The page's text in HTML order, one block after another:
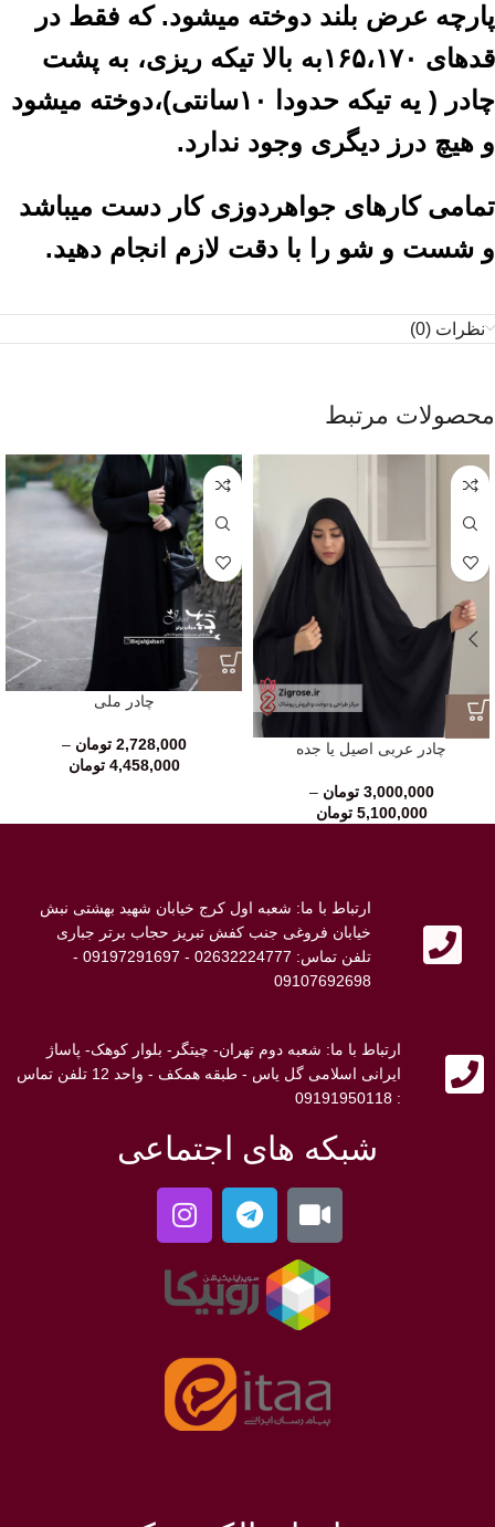
پارچه عرض بلند دوخته میشود. که فقط در
قدهای ۱۶۵،۱۷۰به بالا تیکه ریزی، به پشت
چادر ( یه تیکه حدودا ۱۰سانتی)،دوخته میشود
و هیچ درز دیگری وجود ندارد.
تمامی کارهای جواهردوزی کار دست میباشد
و شست و شو را با دقت لازم انجام دهید.
نظرات (0)
محصولات مرتبط
چادر عربی اصیل یا جده
3,000,000 تومان –
5,100,000 تومان
چادر ملی
2,728,000 تومان –
4,458,000 تومان
ارتباط با ما: شعبه اول کرج خیابان شهید بهشتی نبش
خیابان فروغی جنب کفش تبریز حجاب برتر جباری
تلفن تماس: 02632224777 - 09197291697 -
09107692698
ارتباط با ما: شعبه دوم تهران- چیتگر- بلوار کوهک- پاساژ
ایرانی اسلامی گل یاس - طبقه همکف - واحد 12 تلفن تماس
: 09191950118
شبکه های اجتماعی